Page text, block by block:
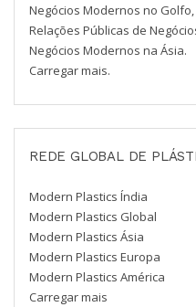
Negócios Modernos no Golfo,
Relações Públicas de
Negócios Modernos na Ásia.
Carregar mais.
REDE GLOBAL DE
Modern Plastics Índia
Modern Plastics Global
Modern Plastics Ásia
Modern Plastics Europa
Modern Plastics América
Carregar mais